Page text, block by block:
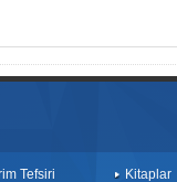
Tefsiri Kitaplar